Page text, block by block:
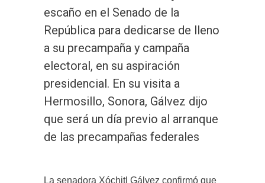
escaño en el Senado de la
República para dedicarse de lleno
a su precampaña y campaña
electoral, en su aspiración
presidencial. En su visita a
Hermosillo, Sonora, Gálvez dijo
que será un día previo al arranque
de las precampañas federales
La senadora Xóchitl Gálvez confirmó que